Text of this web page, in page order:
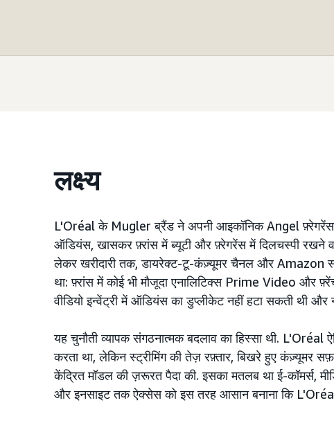
लक्ष्य
L'Oréal के Mugler ब्रैंड ने अपनी आइकॉनिक Angel
ऑडियंस, खासकर फ़्रांस में ब्यूटी और फ़्रेगरेंस में दिलचस्पी रखने
लेकर खरीदारी तक, डायरेक्ट-टू-कंज़्यूमर चैनल और Amazon
था: फ़्रांस में कोई भी मौजूदा एनालिटिक्स Prime Video और
वीडियो इन्वेंट्री में ऑडियंस का डुप्लीकेट नहीं हटा सकती थी
यह चुनौती व्यापक संगठनात्मक बदलाव का हिस्सा थी.
करता था, लेकिन स्ट्रीमिंग की तेज़ रफ़्तार, बिखरे हुए कंज़्यूमर
केंद्रित मॉडल की ज़रूरत पैदा की. इसका मतलब था ई-कॉमर्स,
और इनसाइट तक ऐक्सेस को इस तरह आसान बनाना कि